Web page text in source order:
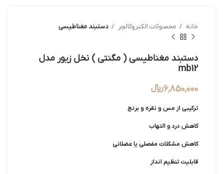
خانه محصولات الکتروکالچر دستبند مغناطیسی
دستبند مغناطیسی ( مگنتی ) نخل زیور مدل
mb12
6,850,000﷼
ترکیبی از مس و نقره و برنج
کاهش درد و التهاب
کاهش مشکلات مفصلی یا عضلانی
قابلیت تنظیم انداز